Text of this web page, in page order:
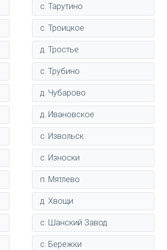
с. Тарутино
с. Троицкое
д. Тростье
с. Трубино
д. Чубарово
д. Ивановское
с. Извольск
с. Износки
п. Мятлево
д. Хвощи
с. Шанский Завод
с. Бережки